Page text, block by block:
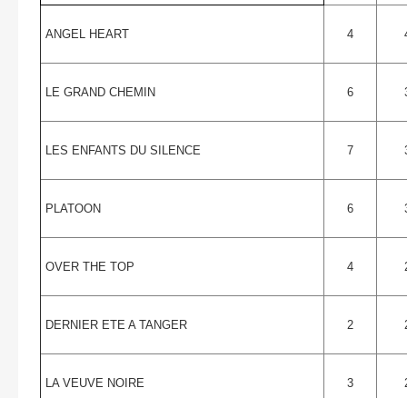
ANGEL HEART 4
LE GRAND CHEMIN 6
LES ENFANTS DU SILENCE 7
PLATOON 6
OVER THE TOP 4
DERNIER ETE A TANGER 2
LA VEUVE NOIRE 3